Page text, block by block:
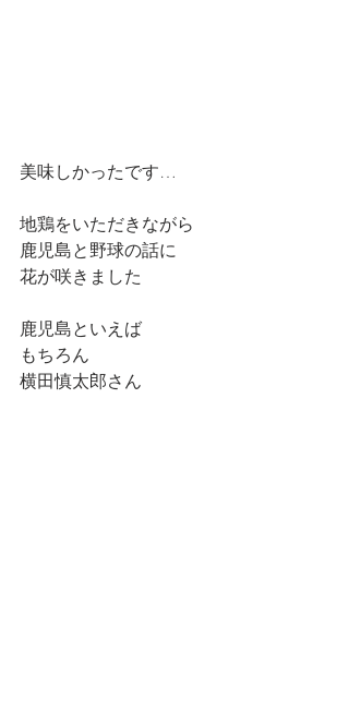
美味しかったです…
地鶏をいただきながら
鹿児島と野球の話に
花が咲きました
鹿児島といえば
もちろん
横田慎太郎さん